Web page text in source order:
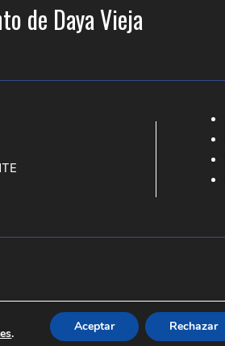
de Daya Vieja
. Aceptar Rechazar